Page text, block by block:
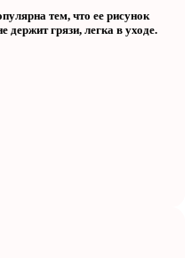
тем, что ее рисунок
держит грязи, легка в уходе.